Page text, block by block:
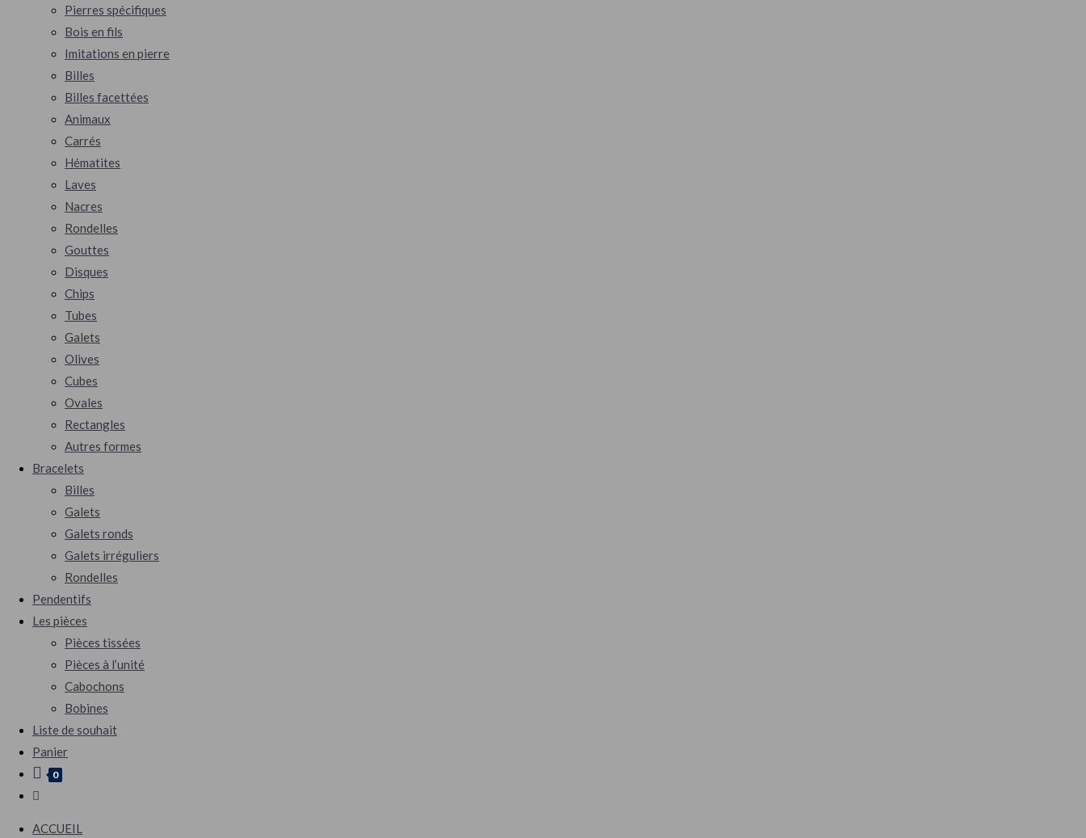
Pierres spécifiques
Bois en fils
Imitations en pierre
Billes
Billes facettées
Animaux
Carrés
Hématites
Laves
Nacres
Rondelles
Gouttes
Disques
Chips
Tubes
Galets
Olives
Cubes
Ovales
Rectangles
Autres formes
Bracelets
Billes
Galets
Galets ronds
Galets irréguliers
Rondelles
Pendentifs
Les pièces
Pièces tissées
Pièces à l’unité
Cabochons
Bobines
Liste de souhait
Panier
0
Toggle
ACCUEIL